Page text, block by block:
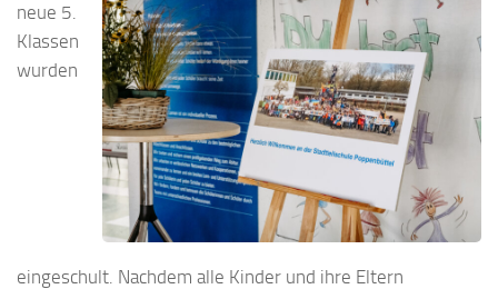
neue 5.
Klassen
wurden
eingeschult. Nachdem alle Kinder und ihre Eltern